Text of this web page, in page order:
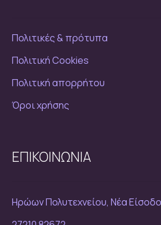
Πολιτικές & πρότυπα
Πολιτική Cookies
Πολιτική απορρήτου
Όροι χρήσης
ΕΠΙΚΟΙΝΩΝΙΑ
Ηρώων Πολυτεχνείου, Νέα